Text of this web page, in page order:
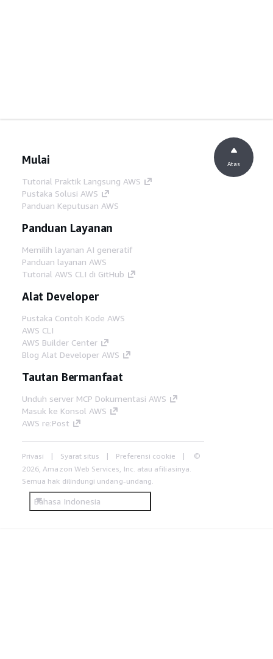
Mulai
Tutorial Praktik Langsung AWS
Pustaka Solusi AWS
Panduan Keputusan AWS
Panduan Layanan
Memilih layanan AI generatif
Panduan layanan AWS
Tutorial AWS CLI di GitHub
Alat Developer
Pustaka Contoh Kode AWS
AWS CLI
AWS Builder Center
Blog Alat Developer AWS
Tautan Bermanfaat
Unduh server MCP Dokumentasi AWS
Masuk ke Konsol AWS
AWS re:Post
Privasi Syarat situs Preferensi cookie
©
2026, Amazon Web Services, Inc. atau afiliasinya.
Semua hak dilindungi undang-undang.
Bahasa Indonesia
Atas